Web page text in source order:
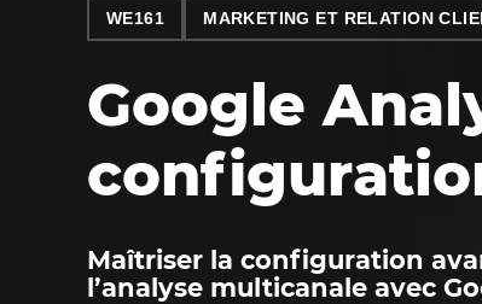
WE161 MARKETING ET RELATION
Google
Maîtriser la configuration
l’analyse multicanale avec